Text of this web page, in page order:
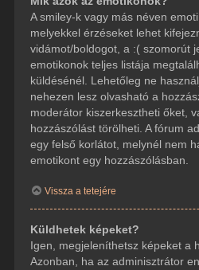
A smiley-k vagy más néven
melyekkel érzéseket lehet
vidámot/boldogot, a :( szomorút
emotikonok teljes listája
küldésénél. Lehetőleg ne
nehezen lesz olvasható a
moderátor kiszerkesztheti őket,
hozzászólást törölheti. A fórum
egy felső korlátot, melynél nem
emotikont egy hozzászólásban.
Vissza a tetejére
Küldhetek képeket?
Igen, megjeleníthetsz képeket a
Azonban, ha az adminisztrátor